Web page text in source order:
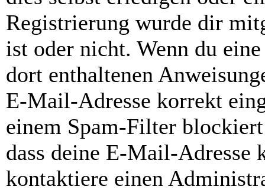
Registrierung wurde dir
ist oder nicht. Wenn du
dort enthaltenen
E-Mail-Adresse korrekt
einem Spam-Filter
dass deine E-Mail-Adresse
kontaktiere einen